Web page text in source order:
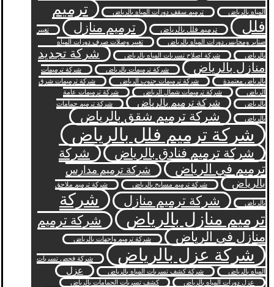
المياه بالرياض ترميم سقف دورات المياه بالرياض
ترميم
فلل
ترميم فلل بالرياض ترميم منازل
تغيير
صنابر ومحابس دورات المياه بالرياض
تغيير وصلات صرف دورات المياه
بالرياض
شركة اصلاح تسربات المياه بالرياض
شركة تجديد
منازل بالرياض
شركة ترميمات بالرياض
شركة ترميمات
بالرياض معتمدة
شركة ترميمات جنوب الرياض
شركة ترميمات شرق
الرياض
شركة ترميمات شمال الرياض
شركة ترميمات عامة
بالرياض
شركة ترميم بالرياض شركة ترميم حمامات
بالرياض شركة ترميم شقق بالرياض
شركة ترميم فلل بالرياض
شركة ترميم فنادق بالرياض
شركة
ترميم في الرياض
شركة ترميم مدارس
بالرياض
شركة ترميم مسابح بالرياض شركة ترميم ملاحق
بالرياض شركة ترميم منازل
شركة
ترميم منازل بالرياض
شركة ترميم
منازل في الرياض
شركة ترميم واجهات بالرياض
شركة عزل بالرياض
شركة فحص تسربات
المياه بالرياض
شركة كشف تسربات المياه بالرياض عزل
عزل دورات المياه بالرياض كشف تسربات الحمامات بالرياض